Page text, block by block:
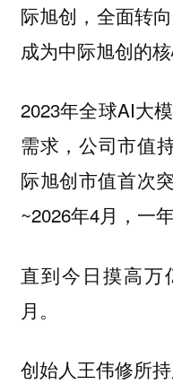
际旭创，全面转
成为中际旭创的核
2023年全球AI大
需求，公司市值
际旭创市值首次
~2026年4月，一
直到今日摸高万
月。
创始人王伟修所